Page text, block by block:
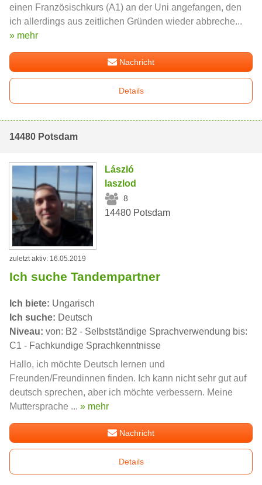
einen Französischkurs (A1) an der Uni angefangen, den
ich allerdings aus zeitlichen Gründen wieder abbreche...
» mehr
Nachricht
Details
14480 Potsdam
László
laszlod
8
14480 Potsdam
zuletzt aktiv: 16.05.2019
Ich suche Tandempartner
Ich biete: Ungarisch
Ich suche: Deutsch
Niveau: von: B2 - Selbstständige Sprachverwendung bis:
C1 - Fachkundige Sprachkenntnisse
Hallo, ich möchte Deutsch lernen und
Freunden/Freundinnen finden. Ich kann nicht sehr gut auf
deutsch sprechen, aber ich möchte verbessern. Meine
Muttersprache ... » mehr
Nachricht
Details